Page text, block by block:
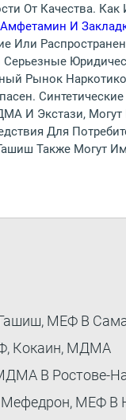
От Качества. Как
И
Или
Рынок
И Экстази, Могут
Для
Также Могут
МЕФ В
Кокаин, МДМА
В Ростове-
Мефедрон, МЕФ В